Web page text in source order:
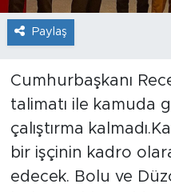
Paylaş
Cumhurbaşkanı
talimatı ile kamuda
çalıştırma
bir işçinin kadro
edecek. Bolu ve